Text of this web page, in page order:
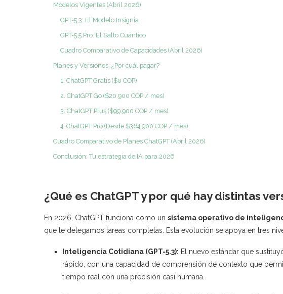
Modelos Vigentes (Abril 2026)
GPT-5.3: El Modelo Insignia
GPT-5.5 Pro: El Salto Cuántico
Cuadro Comparativo de Capacidades (Abril 2026)
Planes y Versiones: ¿Por cuál pagar?
1. ChatGPT Gratis ($0 COP)
2. ChatGPT Go ($20.900 COP / mes)
3. ChatGPT Plus ($99.900 COP / mes)
4. ChatGPT Pro (Desde $364.900 COP / mes)
Cuadro Comparativo de Planes ChatGPT (Abril 2026)
Conclusión: Tu estrategia de IA para 2026
¿Qué es ChatGPT y por qué hay distintas
En 2026, ChatGPT funciona como un sistema operativo de
que le delegamos tareas completas. Esta evolución se apoya en tres
Inteligencia Cotidiana (GPT-5.3): El nuevo estándar que
rápido, con una capacidad de comprensión de contexto que
tiempo real con una precisión casi humana.